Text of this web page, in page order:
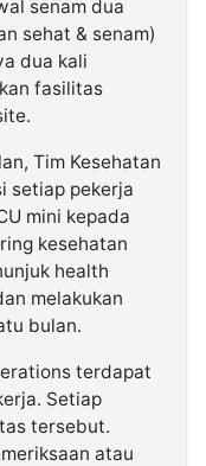
senam dua
sehat & senam)
dua kali
fasilitas
Tim Kesehatan
setiap pekerja
mini kepada
kesehatan
health
melakukan
bulan.
terdapat
Setiap
tersebut.
atau